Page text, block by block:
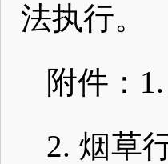
法执行。
附件：
2. 烟草